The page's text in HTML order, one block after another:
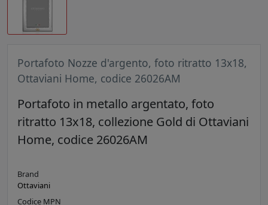
Portafoto Nozze d'argento, foto ritratto 13x18,
Ottaviani Home, codice 26026AM
Portafoto in metallo argentato, foto
ritratto 13x18, collezione Gold di Ottaviani
Home, codice 26026AM
Brand
Ottaviani
Codice MPN